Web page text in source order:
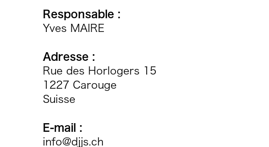
Responsable :
Yves MAIRE
Adresse :
Rue des Horlogers 15
1227 Carouge
Suisse
E-mail :
info@djjs.ch